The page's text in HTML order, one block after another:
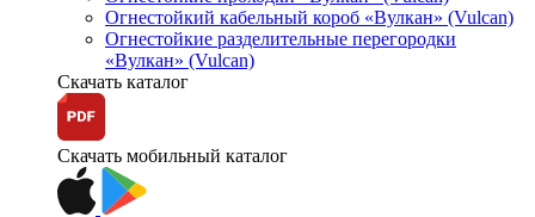
Огнестойкий кабельный короб «Вулкан» (Vulcan)
Огнестойкие разделительные перегородки
«Вулкан» (Vulcan)
Скачать каталог
Скачать мобильный каталог